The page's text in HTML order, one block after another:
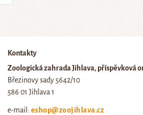
Kontakty
Zoologická zahrada Jihlava, příspěvková
Březinovy sady 5642/10
586 01 Jihlava 1
e-mail: eshop@zoojihlava.cz